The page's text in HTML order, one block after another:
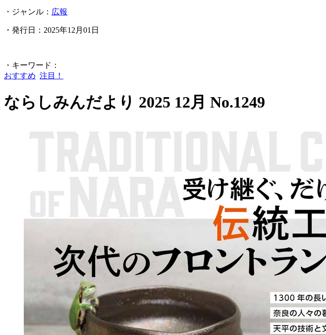
・ジャンル： 広報
・発行日：2025年12月01日
・キーワード：
おすすめ 注目！
ならしみんだより 2025 12月 No.1249